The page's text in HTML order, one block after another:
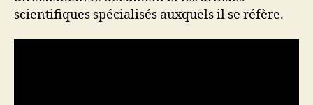
scientifiques spécialisés auxquels il se réfère.